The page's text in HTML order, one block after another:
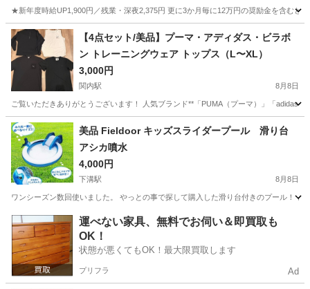
★新年度時給UP1,900円／残業・深夜2,375円 更に3か月毎に12万円の奨励金を含む
神奈川 藤沢市 その他
【4点セット/美品】プーマ・アディダス・ビラボ
ン トレーニングウェア トップス（L〜XL）
3,000円
関内駅 8月8日
ご覧いただきありがとうございます！ 人気ブランド**「PUMA（プーマ）」「adidas
神奈川 横浜市 関内駅 スポーツウェア トレーニングウェア
美品 Fieldoor キッズスライダープール 滑り台
アシカ噴水
4,000円
下溝駅 8月8日
ワンシーズン数回使いました。 やっとの事で探して購入した滑り台付きのプール！
神奈川 愛甲郡 下溝駅 マリンスポーツ
運べない家具、無料でお伺い＆即買取も
OK！
状態が悪くてもOK！最大限買取します
プリフラ Ad